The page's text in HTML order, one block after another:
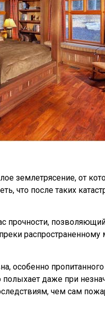
землетрясение, от
что после таких
прочности,
особенно пропитанного
даже при
чем сам